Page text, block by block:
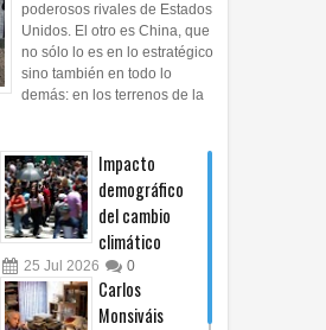
poderosos rivales de Estados
Unidos. El otro es China, que
no sólo lo es en lo estratégico
sino también en todo lo
demás: en los terrenos de la
Impacto
demográfico
del cambio
climático
25 Jul 2026 0
Carlos
Monsiváis